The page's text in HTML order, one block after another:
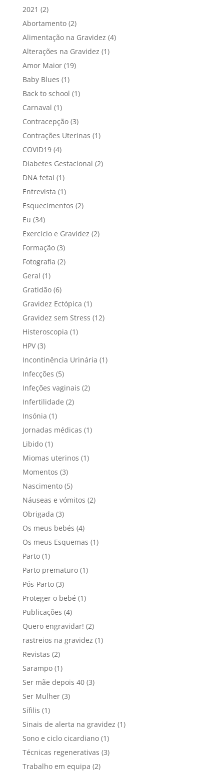
2021 (2)
Abortamento(2)
Alimentação na Gravidez (4)
Alterações na Gravidez (1)
Amor Maior(19)
Baby Blues (1)
Back to school (1)
Carnaval (1)
Contracepção(3)
Contrações Uterinas (1)
COVID19(4)
Diabetes Gestacional (2)
DNA fetal (1)
Entrevista (1)
Esquecimentos (2)
Eu (34)
Exercício e Gravidez (2)
Formação(3)
Fotografia (2)
Geral (1)
Gratidão(6)
Gravidez Ectópica (1)
Gravidez sem Stress (12)
Histeroscopia (1)
HPV(3)
Incontinência Urinária (1)
Infecções (5)
Infeções vaginais (2)
Infertilidade (2)
Insónia (1)
Jornadas médicas (1)
Libido(1)
Miomas uterinos (1)
Momentos (3)
Nascimento(5)
Náuseas e vómitos (2)
Obrigada (3)
Os meus bebés (4)
Os meus Esquemas (1)
Parto(1)
Parto prematuro(1)
Pós-Parto(3)
Proteger o bebé (1)
Publicações (4)
Quero engravidar! (2)
rastreios na gravidez (1)
Revistas (2)
Sarampo(1)
Ser mãe depois 40(3)
Ser Mulher(3)
Sífilis (1)
Sinais de alerta na gravidez (1)
Sono e ciclo cicardiano(1)
Técnicas regenerativas (3)
Trabalho em equipa (2)